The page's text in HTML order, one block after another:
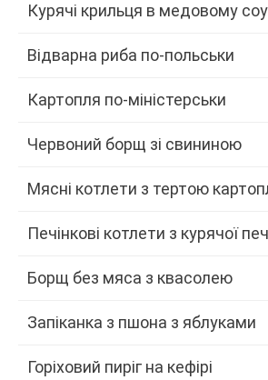
Курячі крильця в медовому
Відварна риба по-польськи
Картопля по-міністерськи
Червоний борщ зі свининою
Мясні котлети з тертою
Печінкові котлети з курячої
Борщ без мяса з квасолею
Запіканка з пшона з яблуками
Горіховий пиріг на кефірі